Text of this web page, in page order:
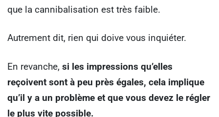
que la cannibalisation est très faible.
Autrement dit, rien qui doive vous inquiéter.
En revanche, si les impressions qu’elles
reçoivent sont à peu près égales, cela implique
qu’il y a un problème et que vous devez le régler
le plus vite possible.